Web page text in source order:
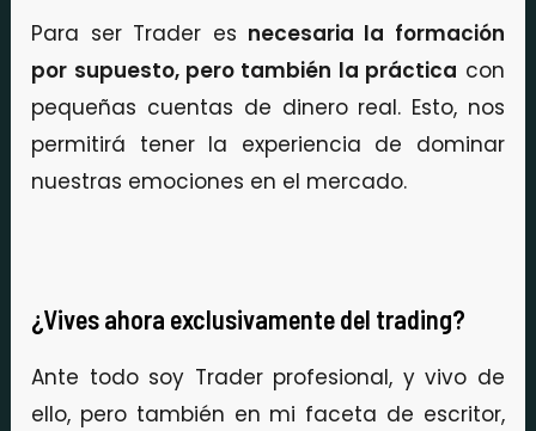
Para ser Trader es necesaria la formación
por supuesto, pero también la práctica con
pequeñas cuentas de dinero real. Esto, nos
permitirá tener la experiencia de dominar
nuestras emociones en el mercado.
¿Vives ahora exclusivamente del trading?
Ante todo soy Trader profesional, y vivo de
ello, pero también en mi faceta de escritor,